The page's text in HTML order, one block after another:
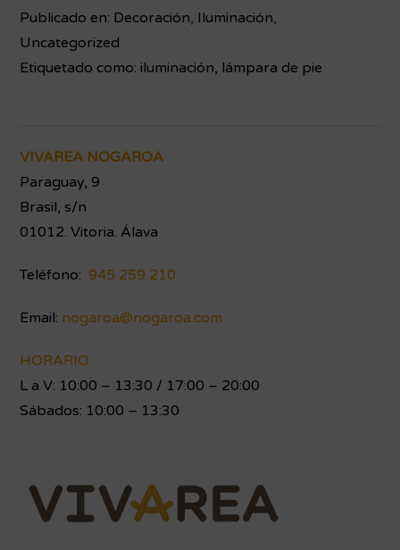
Publicado en: Decoración, Iluminación,
Uncategorized
Etiquetado como:iluminación, lámpara de pie
Footer
VIVAREA NOGAROA
Paraguay, 9
Brasil, s/n
01012. Vitoria. Álava
Teléfono: 945 259 210
Email: nogaroa@nogaroa.com
HORARIO
L a V: 10:00 – 13:30 / 17:00 – 20:00
Sábados: 10:00 – 13:30